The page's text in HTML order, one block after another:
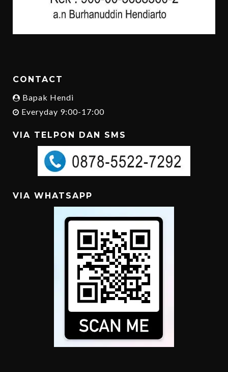
CONTACT
Bapak Hendi
Everyday 9:00-17:00
VIA TELPON DAN SMS
VIA WHATSAPP